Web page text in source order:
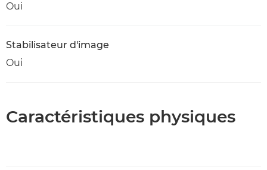
Oui
Stabilisateur d'image
Oui
Caractéristiques physiques